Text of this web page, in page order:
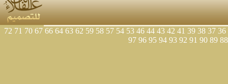
36
37
38
39
41
42
43
44
46
53
54
57
58
59
62
63
64
66
67
70
71
72
88
89
90
91
92
93
94
95
96
97